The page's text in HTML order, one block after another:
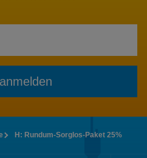
H: Rundum-Sorglos-Paket 25%